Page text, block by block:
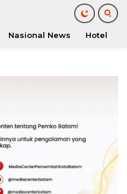
Nasional News Hotel